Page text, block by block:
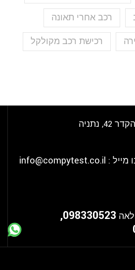
רכב אחרי תאונה
רכישת רכב מקולקל
הקדר 42, נתניה
מייל : info@compytest.co.il
098330523,